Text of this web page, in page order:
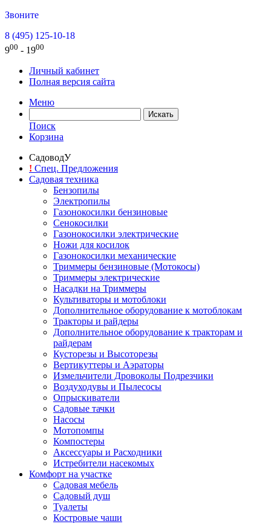
Звоните
8 (495) 125-10-18
900 - 1900
Личный кабинет
Полная версия сайта
Меню
Поиск
Корзина
СадоводУ
! Спец. Предложения
Садовая техника
Бензопилы
Электропилы
Газонокосилки бензиновые
Сенокосилки
Газонокосилки электрические
Ножи для косилок
Газонокосилки механические
Триммеры бензиновые (Мотокосы)
Триммеры электрические
Насадки на Триммеры
Культиваторы и мотоблоки
Дополнительное оборудование к мотоблокам
Тракторы и райдеры
Дополнительное оборудование к тракторам и
райдерам
Кусторезы и Высоторезы
Вертикуттеры и Аэраторы
Измельчители Дровоколы Подрезчики
Воздуходувы и Пылесосы
Опрыскиватели
Садовые тачки
Насосы
Мотопомпы
Компостеры
Аксессуары и Расходники
Истребители насекомых
Комфорт на участке
Садовая мебель
Садовый душ
Туалеты
Костровые чаши